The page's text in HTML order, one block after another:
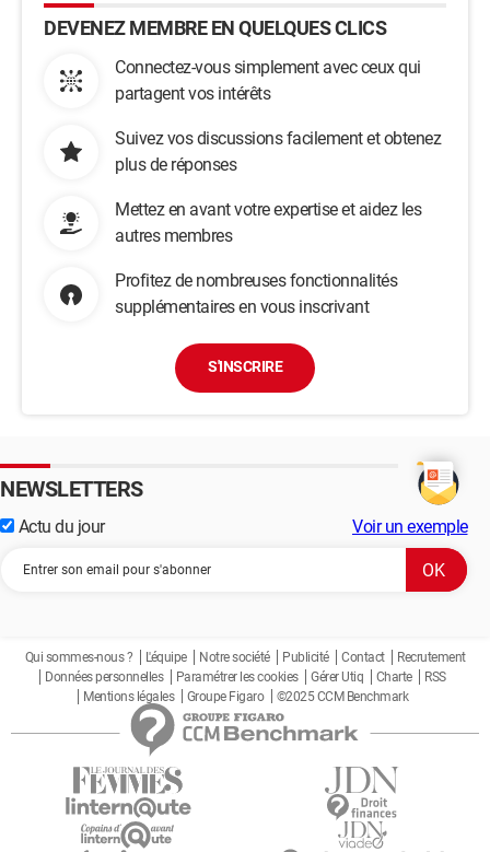
DEVENEZ MEMBRE EN QUELQUES CLICS
Connectez-vous simplement avec ceux qui
partagent vos intérêts
Suivez vos discussions facilement et obtenez
plus de réponses
Mettez en avant votre expertise et aidez les
autres membres
Profitez de nombreuses fonctionnalités
supplémentaires en vous inscrivant
S'INSCRIRE
NEWSLETTERS
Actu du jour Voir un exemple
Qui sommes-nous ? L'équipe Notre société Publicité Contact
Recrutement
Données personnelles
Paramétrer les cookies Gérer Utiq Charte
RSS
Mentions légales
Groupe Figaro ©2025 CCM Benchmark